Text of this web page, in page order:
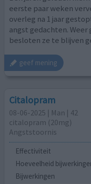
eerste paar weken
overleg na 1 jaar
angst gedachten.
besloten ze te blijven
geef mening
Citalopram
08-06-2025 | Man | 42
citalopram (20mg)
Angststoornis
Effectiviteit
Hoeveelheid
Bijwerkingen